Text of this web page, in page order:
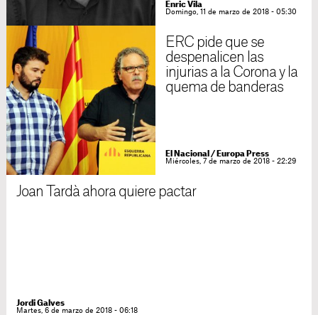
Enric Vila
Domingo, 11 de marzo de 2018 - 05:30
ERC pide que se
despenalicen las
injurias a la Corona y la
quema de banderas
El Nacional / Europa Press
Miércoles, 7 de marzo de 2018 - 22:29
Joan Tardà ahora quiere pactar
Jordi Galves
Martes, 6 de marzo de 2018 - 06:18